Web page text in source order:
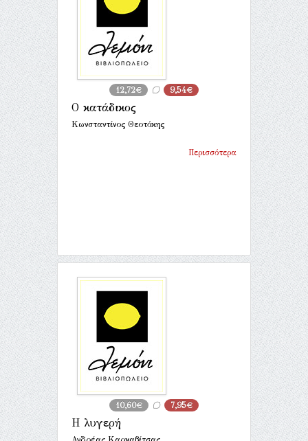
12,72€ 9,54€
Ο κατάδικος
Κωνσταντίνος Θεοτόκης
Περισσότερα
10,60€ 7,95€
Η λυγερή